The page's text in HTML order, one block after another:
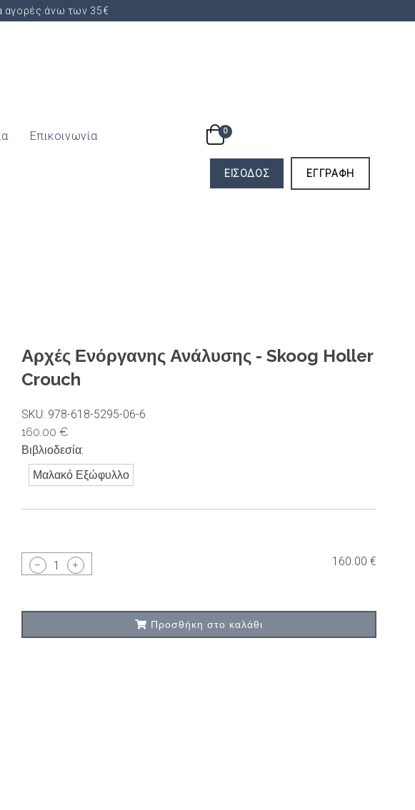
αγορές άνω των 35€
Επικοινωνία 0
ΕΊΣΟΔΟΣLOGIN ΕΓΓΡΑΦΉSIGNUP
Αρχές Ενόργανης Ανάλυσης - Skoog Holler
Crouch
SKU: 978-618-5295-06-6
160.00 €
Βιβλιοδεσία:
Μαλακό Εξώφυλλο
1 160.00 €
Προσθήκη στο καλάθι